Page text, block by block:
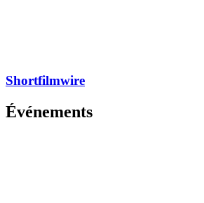
Shortfilmwire
Événements